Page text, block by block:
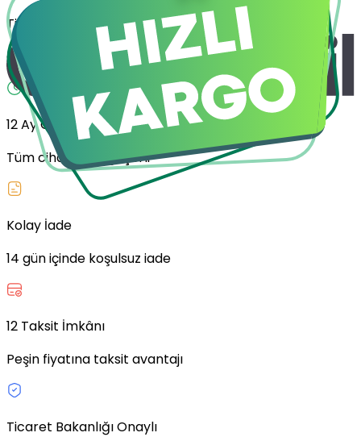
Ticaret Bakanlığı Onaylı
Güvenilir yenilenmiş cihazlar
12 Ay Garanti
Tüm cihazlarda geçerli
Kolay İade
14 gün içinde koşulsuz iade
12 Taksit İmkânı
Peşin fiyatına taksit avantajı
Ticaret Bakanlığı Onaylı